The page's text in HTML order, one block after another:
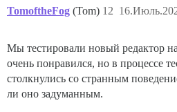
TomoftheFog (Tom) 12
Мы тестировали новый редактор
очень понравился, но в процессе
столкнулись со странным
ли оно задуманным.